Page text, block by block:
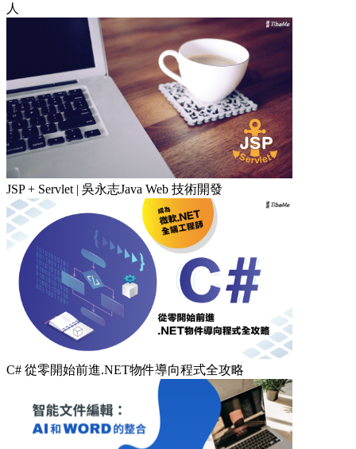
人
JSP + Servlet | 吳永志Java Web 技術開發
C# 從零開始前進.NET物件導向程式全攻略